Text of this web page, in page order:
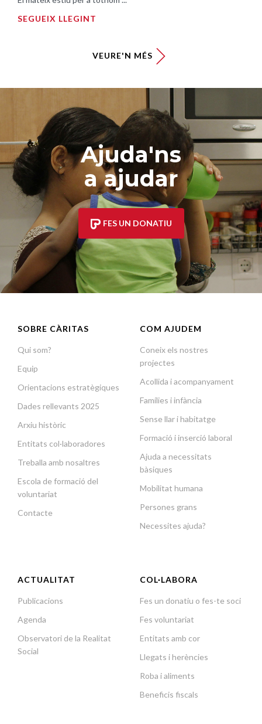
SEGUEIX LLEGINT
VEURE'N MÉS
Ajuda'ns
a ajudar
FES UN DONATIU
SOBRE CÀRITAS
Qui som?
Equip
Orientacions estratègiques
Dades rellevants 2025
Arxiu històric
Entitats col·laboradores
Treballa amb nosaltres
Escola de formació del
voluntariat
Contacte
COM AJUDEM
Coneix els nostres
projectes
Acollida i acompanyament
Famílies i infància
Sense llar i habitatge
Formació i inserció laboral
Ajuda a necessitats
bàsiques
Mobilitat humana
Persones grans
Necessites ajuda?
ACTUALITAT
Publicacions
Agenda
Observatori de la Realitat
Social
COL·LABORA
Fes un donatiu o fes-te soci
Fes voluntariat
Entitats amb cor
Llegats i herències
Roba i aliments
Beneficis fiscals